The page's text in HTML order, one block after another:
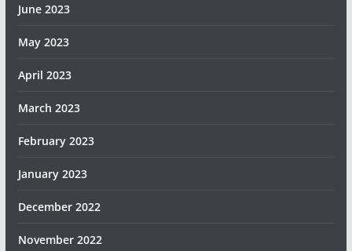
June 2023
May 2023
April 2023
March 2023
February 2023
January 2023
December 2022
November 2022